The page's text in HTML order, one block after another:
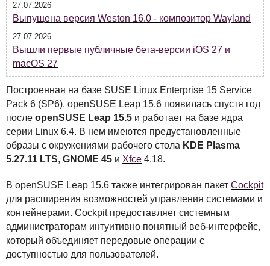
27.07.2026
Выпущена версия Weston 16.0 - композитор Wayland
27.07.2026
Вышли первые публичные бета-версии iOS 27 и
macOS 27
Построенная на базе SUSE Linux Enterprise 15 Service
Pack 6 (SP6), openSUSE Leap 15.6 появилась спустя год
после openSUSE Leap 15.5 и работает на базе ядра
серии Linux 6.4. В нем имеются предустановленные
образы с окружениями рабочего стола KDE Plasma
5.27.11 LTS, GNOME 45 и Xfce 4.18.
В openSUSE Leap 15.6 также интегрирован пакет Cockpit
для расширения возможностей управления системами и
контейнерами. Cockpit предоставляет системным
администраторам интуитивно понятный веб-интерфейс,
который объединяет передовые операции с
доступностью для пользователей.